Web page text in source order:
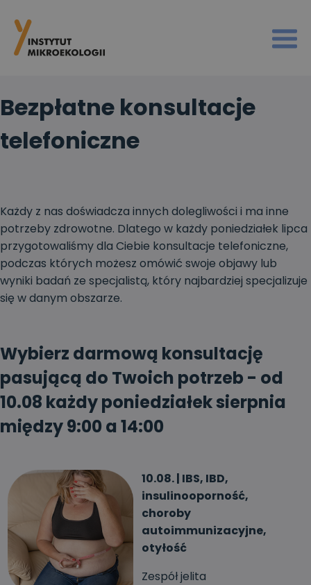
Bezpłatne konsultacje
telefoniczne
Każdy z nas doświadcza innych dolegliwości i ma inne
potrzeby zdrowotne. Dlatego w każdy poniedziałek lipca
przygotowaliśmy dla Ciebie konsultacje telefoniczne,
podczas których możesz omówić swoje objawy lub
wyniki badań ze specjalistą, który najbardziej specjalizuje
się w danym obszarze.
Wybierz darmową konsultację
pasującą do Twoich potrzeb - od
10.08 każdy poniedziałek sierpnia
między 9:00 a 14:00
10.08. | IBS, IBD,
insulinooporność,
choroby
autoimmunizacyjne,
otyłość
Zespół jelita